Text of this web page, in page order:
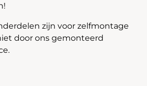
zijn voor zelfmontage
door ons gemonteerd